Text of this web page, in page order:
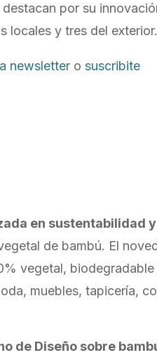
por su
locales y tres del exterior.
newslettero suscribite
en sustentabilidad
de bambú. El
vegetal,
muebles, tapicería,
de Diseño sobre